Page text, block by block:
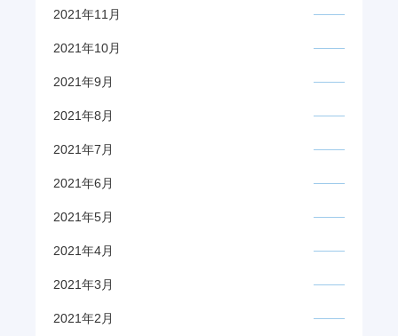
2021年11月
2021年10月
2021年9月
2021年8月
2021年7月
2021年6月
2021年5月
2021年4月
2021年3月
2021年2月